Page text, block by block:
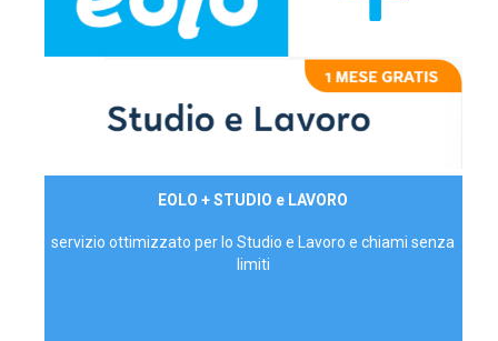
EOLO + STUDIO e LAVORO
servizio ottimizzato per lo Studio e Lavoro e chiami senza
limiti